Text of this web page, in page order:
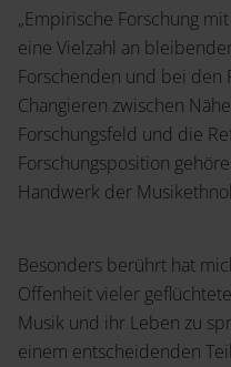
Open Access
„Empirische Forschung
eine Vielzahl an
Forschenden und bei den
Changieren zwischen
Forschungsfeld und die
Forschungsposition
Handwerk der
Besonders berührt hat
Offenheit vieler
Musik und ihr Leben zu
einem entscheidenden